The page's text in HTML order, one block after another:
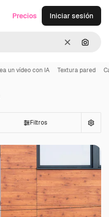
Borrar
Precios Iniciar sesión
un vídeo con IA Textura pared
Filtros